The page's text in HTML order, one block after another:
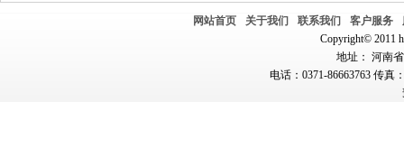
网站首页 关于我们 联系我们 客户服务
Copyright© 2011
地址： 河南
电话：0371-86663763 传真